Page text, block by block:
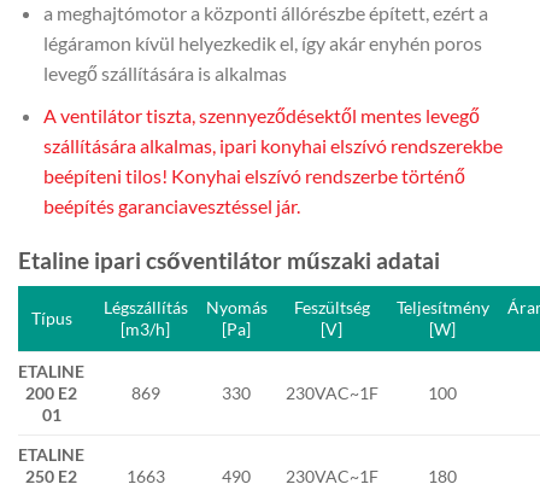
a meghajtómotor a központi állórészbe épített, ezért a
légáramon kívül helyezkedik el, így akár enyhén poros
levegő szállítására is alkalmas
A ventilátor tiszta, szennyeződésektől mentes levegő
szállítására alkalmas, ipari konyhai elszívó rendszerekbe
beépíteni tilos! Konyhai elszívó rendszerbe történő
beépítés garanciavesztéssel jár.
Etaline ipari csőventilátor műszaki adatai
Típus
Légszállítás
[m3/h]
Nyomás
[Pa]
Feszültség
[V]
Teljesítmény
[W]
ETALINE
200 E2
01
869 330 230VAC~1F 100
ETALINE
250 E2
1663 490 230VAC~1F 180